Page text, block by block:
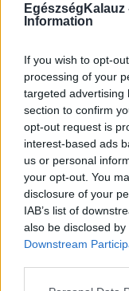
EgészségKalauz
Information
If you wish to opt-
processing of your
targeted advertising
section to confirm
opt-out request is
interest-based ads
us or personal
your opt-out. You
disclosure of your
IAB’s list of
also be disclosed
Downstream
Please note that
Kezelés
Életmódváltás
Prevenció
Hírek
Videók
Kisállatok
#allergia#influenza
#pajzsmirigy
Regisztráció